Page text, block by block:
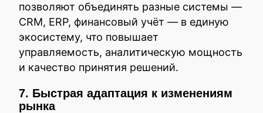
позволяют объединять разные системы —
CRM, ERP, финансовый учёт — в единую
экосистему, что повышает
управляемость, аналитическую мощность
и качество принятия решений.
7. Быстрая адаптация к изменениям
рынка